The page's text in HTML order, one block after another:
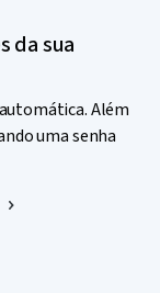
da sua
Além
uma senha